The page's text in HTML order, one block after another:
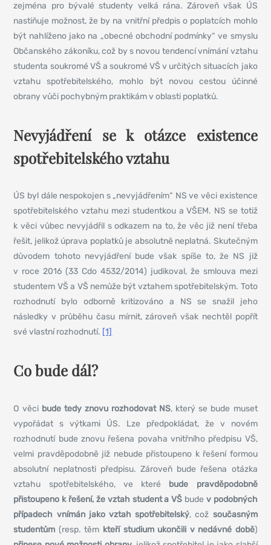
zejména pro bývalé studenty velká rána. Zároveň však ÚS
nastiňuje možnost, že by na vnitřní předpis o poplatcích mohlo
být nahlíženo jako na „obecné obchodní podmínky“ ve smyslu
Občanského zákoníku, což by s novou tendencí vnímání vztahu
studenta soukromé VŠ a soukromé VŠ v určitých situacích jako
vztahu spotřebitelského, mohlo být novou cestou účinné
obrany vůči pochybným praktikám v oblasti poplatků.
Nevyjádření se k otázce existence
spotřebitelského vztahu
ÚS byl dále nespokojen s „nevyjádřením“ NS ve věci existence
spotřebitelského vztahu mezi studentkou a VŠEM. NS se totiž
k věci vůbec nevyjádřil s odkazem na to, že věc již není třeba
řešit, jelikož úprava poplatků je absolutně neplatná. Skutečným
důvodem tohoto nevyjádření bude však spíše to, že NS již
v roce 2016 (33 Cdo 4532/2014) judikoval, že smlouva mezi
studentem VŠ a VŠ nemůže být vztahem spotřebitelským. Toto
rozhodnutí bylo odborně kritizováno a NS se snažil jeho
následky v průběhu času mírnit, zároveň však nechtěl popřít
své vlastní rozhodnutí. [1]
Co bude dál?
O věci bude tedy znovu rozhodovat NS, který se bude muset
vypořádat s výtkami ÚS. Lze předpokládat, že v novém
rozhodnutí bude znovu řešena povaha vnitřního předpisu VŠ,
velmi pravděpodobně již nebude přistoupeno k řešení formou
absolutní neplatnosti předpisu. Zároveň bude řešena otázka
vztahu spotřebitelského, ve které bude pravděpodobně
přistoupeno k řešení, že vztah student a VŠ bude v podobných
případech vnímán jako vztah spotřebitelský, což současným
studentům (resp. těm kteří studium ukončili v nedávné době)